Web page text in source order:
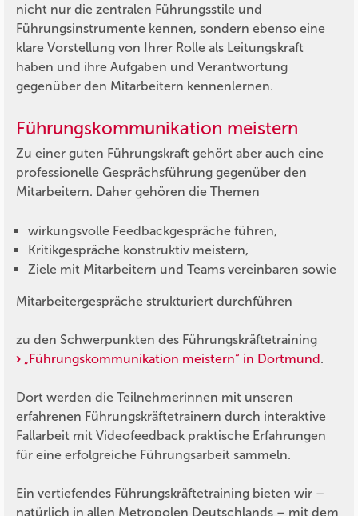
nicht nur die zentralen Führungsstile und
Führungsinstrumente kennen, sondern ebenso eine
klare Vorstellung von Ihrer Rolle als Leitungskraft
haben und ihre Aufgaben und Verantwortung
gegenüber den Mitarbeitern kennenlernen.
Führungskommunikation meistern
Zu einer guten Führungskraft gehört aber auch eine
professionelle Gesprächsführung gegenüber den
Mitarbeitern. Daher gehören die Themen
wirkungsvolle Feedbackgespräche führen,
Kritikgespräche konstruktiv meistern,
Ziele mit Mitarbeitern und Teams vereinbaren sowie
Mitarbeitergespräche strukturiert durchführen
zu den Schwerpunkten des Führungskräftetraining
„Führungskommunikation meistern“ in Dortmund.
Dort werden die Teilnehmerinnen mit unseren
erfahrenen Führungskräftetrainern durch interaktive
Fallarbeit mit Videofeedback praktische Erfahrungen
für eine erfolgreiche Führungsarbeit sammeln.
Ein vertiefendes Führungskräftetraining bieten wir –
natürlich in allen Metropolen Deutschlands – mit dem